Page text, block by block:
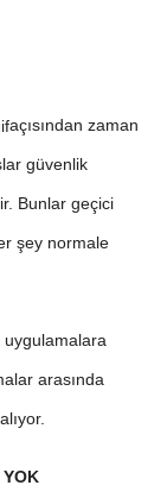
açısından zaman
güvenlik
Bunlar geçici
şey normale
uygulamalara
arasında
YOK